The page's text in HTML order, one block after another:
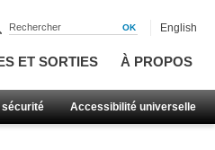
ET SORTIES À PROPOS
sécurité Accessibilité universelle
English